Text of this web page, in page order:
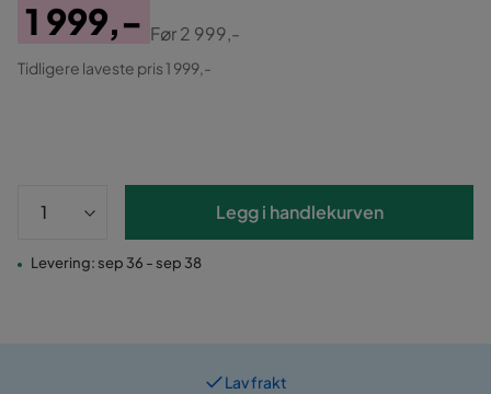
Pris
1 999,-
Original
Før2 999,-
Tidligere laveste pris 1 999,-
Legg i handlekurven
Levering: sep 36 - sep 38